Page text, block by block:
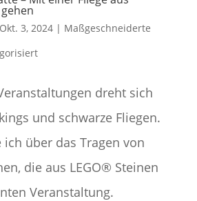
Okt. 3, 2024| Maßgeschneiderte
dreht sich
und schwarze Fliegen.
über das Tragen von
die aus LEGO® Steinen
Veranstaltung.